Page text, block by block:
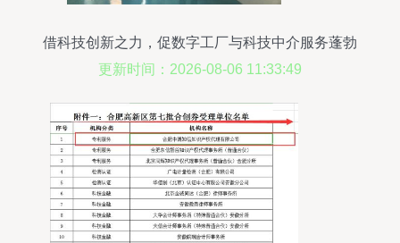
借科技创新之力，促数字工厂与科技中介服务蓬勃
发展
更新时间：2026-08-06 11:33:49